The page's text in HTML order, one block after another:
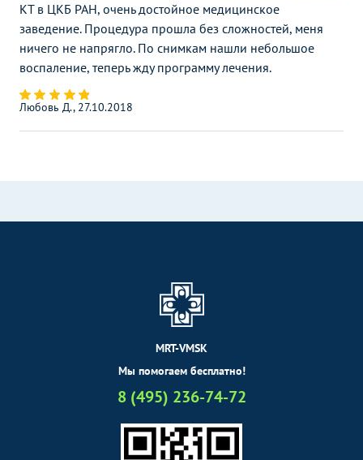
КТ в ЦКБ РАН, очень достойное медицинское
заведение. Процедура прошла без сложностей, меня
ничего не напрягло. По снимкам нашли небольшое
воспаление, теперь жду программу лечения.
Любовь Д., 27.10.2018
MRT-VMSK
Мы помогаем бесплатно!
8 (495) 236-74-72